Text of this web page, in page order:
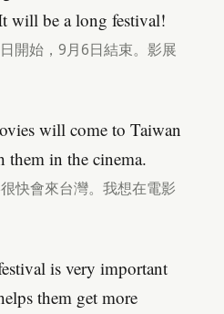
will be a long festival!
開始，9月6日結束。影展
will come to Taiwan
them in the cinema.
快會來台灣。我想在電影
is very important
them get more